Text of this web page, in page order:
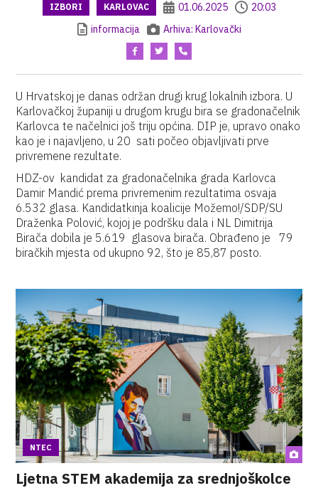
IZBORI KARLOVAC 01.06.2025
20:03
informacija
Arhiva: Karlovački
U Hrvatskoj je danas održan drugi krug lokalnih izbora. U
Karlovačkoj županiji u drugom krugu bira se gradonačelnik
Karlovca te načelnici još triju općina. DIP je, upravo onako
kao je i najavljeno, u 20 sati počeo objavljivati prve
privremene rezultate.
HDZ-ov kandidat za gradonačelnika grada Karlovca
Damir Mandić prema privremenim rezultatima osvaja
6.532 glasa. Kandidatkinja koalicije Možemo!/SDP/SU
Draženka Polović, kojoj je podršku dala i NL Dimitrija
Birača dobila je 5.619 glasova birača. Obrađeno je 79
biračkih mjesta od ukupno 92, što je 85,87 posto.
NTEC
Ljetna STEM akademija za srednjoškolce